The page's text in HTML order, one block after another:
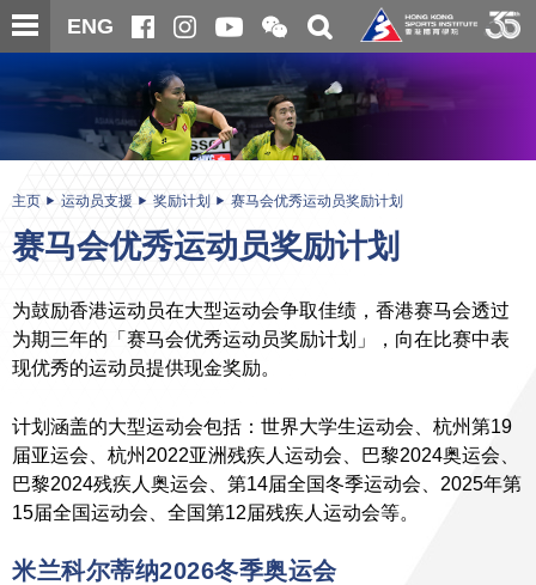
跳
至
内
ENG
开
合
微
信
二
维
码
关
搜
寻
内
主页 运动员支援 奖励计划 赛马会优秀运动员奖励计划
赛马会优秀运动员奖励计划
为鼓励香港运动员在大型运动会争取佳绩，香港赛马会透过
为期三年的「赛马会优秀运动员奖励计划」，向在比赛中表
现优秀的运动员提供现金奖励。
计划涵盖的大型运动会包括：世界大学生运动会、杭州第19
届亚运会、杭州2022亚洲残疾人运动会、巴黎2024奥运会、
巴黎2024残疾人奥运会、第14届全国冬季运动会、2025年第
15届全国运动会、全国第12届残疾人运动会等。
米兰科尔蒂纳2026冬季奥运会